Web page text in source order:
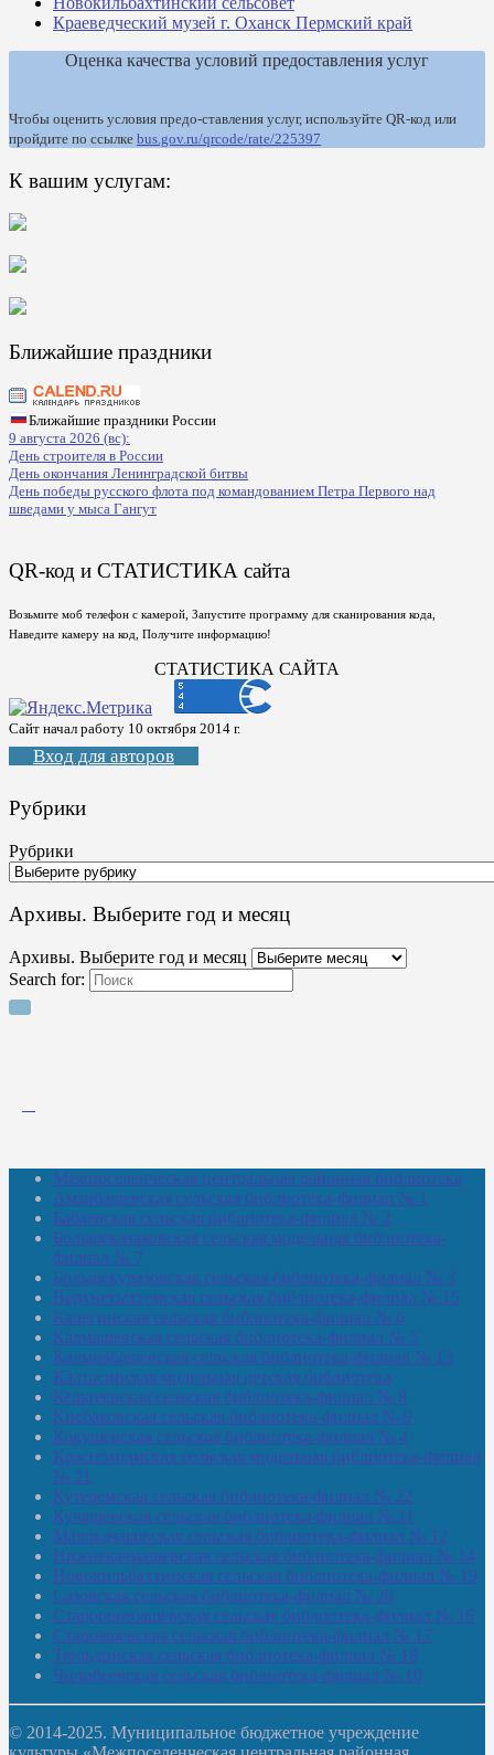
Краеведческий музей г. Оханск Пермский край
Оценка качества условий предоставления услуг
Чтобы оценить условия предо-ставления услуг, используйте QR-код или
пройдите по ссылке bus.gov.ru/qrcode/rate/225397
К вашим услугам:
Ближайшие праздники
Ближайшие праздники России
9 августа 2026 (вс):
День строителя в России
День окончания Ленинградской битвы
День победы русского флота под командованием Петра Первого над
шведами у мыса Гангут
QR-код и СТАТИСТИКА сайта
Возьмите моб телефон с камерой, Запустите программу для сканирования кода,
Наведите камеру на код, Получите информацию!
СТАТИСТИКА САЙТА
Сайт начал работу 10 октября 2014 г.
Вход для авторов
Рубрики
Рубрики
Архивы. Выберите год и месяц
Архивы. Выберите год и месяц
Search for:
Межпоселенческая центральная районная библиотека
Амзибашевская сельская библиотека-филиал № 1
Бабаевская сельская библиотека-филиал № 2
Большекачаковская сельская модельная библиотека-
филиал № 7
Большекуразовская сельская библиотека-филиал № 3
Верхнетыхтемская сельская библиотека-филиал № 15
Калегинская сельская библиотека-филиал № 6
Калмашевская сельская библиотека-филиал № 5
Калмиябашевская сельская библиотека-филиал № 13
Калтасинская модельная детская библиотека
Кельтеевская сельская библиотека-филиал № 8
Киебаковская сельская библиотека-филиал № 9
Кокушевская сельская библиотека-филиал № 4
Краснохолмская сельская модельная библиотека-филиал
№ 21
Кутеремская сельская библиотека-филиал № 22
Кучашевская сельская библиотека-филиал № 11
Малокачаковская сельская библиотека-филиал № 12
Нижнекачмашевская сельская библиотека-филиал № 14
Новокильбахтинская сельская библиотека-филиал № 19
Сазовская сельская библиотека-филиал № 20
Староорьебашевская сельская библиотека-филиал № 16
Старояшевская сельская библиотека-филиал № 17
Тюльдинская сельская библиотека-филиал № 18
Чилибеевская сельская библиотека-филиал № 10
© 2014-2025. Муниципальное бюджетное учреждение